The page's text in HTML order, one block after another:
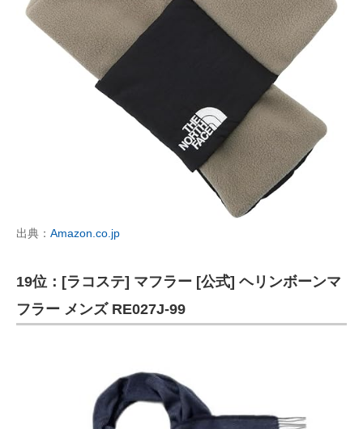
出典： Amazon.co.jp
19位：[ラコステ] マフラー [公式] ヘリンボーンマ
フラー メンズ RE027J-99